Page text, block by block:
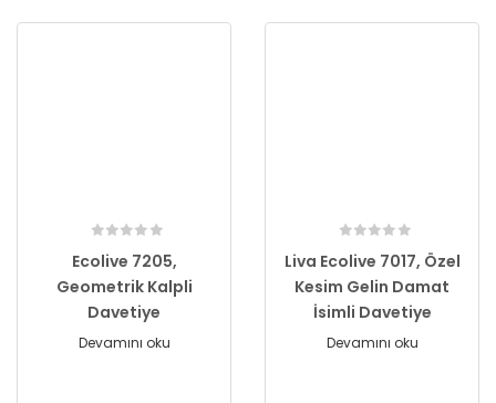
Ecolive 7205,
Geometrik Kalpli
Davetiye
Devamını oku
Liva Ecolive 7017, Özel
Kesim Gelin Damat
İsimli Davetiye
Devamını oku